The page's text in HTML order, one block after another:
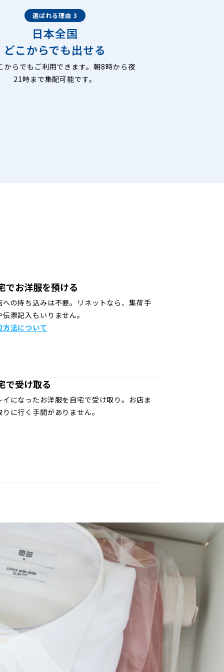
選ばれる理由 3
日本全国
どこからでも出せる
からでもご利用できます。朝8時から夜
21時まで集配可能です。
でお洋服を預ける
への持ち込みは不要。リネットなら、集荷手
伝票記入もいりません。
方法について
で受け取る
イになったお洋服を自宅で受け取り。お店ま
りに行く手間がありません。